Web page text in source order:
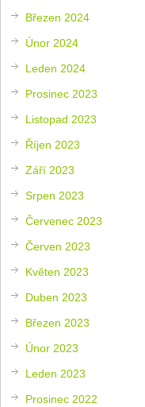
Březen 2024
Únor 2024
Leden 2024
Prosinec 2023
Listopad 2023
Říjen 2023
Září 2023
Srpen 2023
Červenec 2023
Červen 2023
Květen 2023
Duben 2023
Březen 2023
Únor 2023
Leden 2023
Prosinec 2022